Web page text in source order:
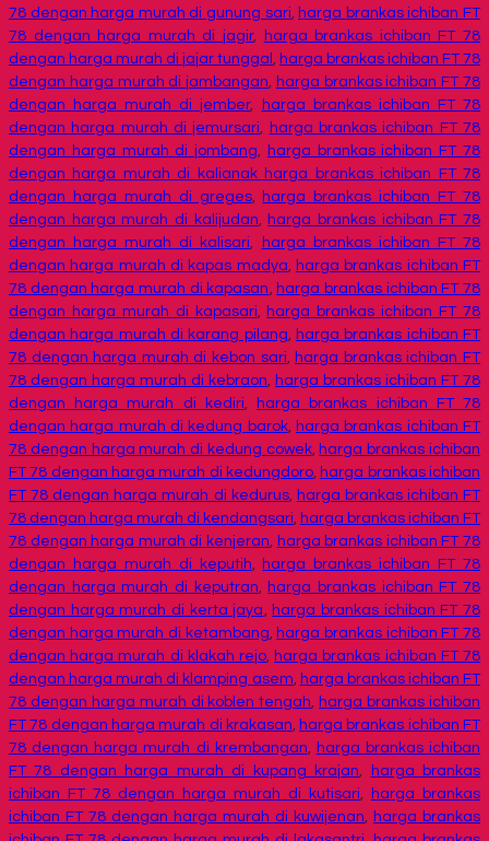
78 dengan harga murah di gunung sari, harga brankas ichiban FT
78 dengan harga murah di jagir,
harga brankas ichiban FT 78
dengan harga murah di jajar tunggal , harga brankas ichiban FT 78
dengan harga murah di jambangan, harga brankas ichiban FT 78
dengan harga murah di jember,
harga brankas ichiban FT 78
dengan harga murah di jemursari, harga brankas ichiban FT 78
dengan harga murah di jombang, harga brankas ichiban FT 78
dengan harga murah di kalianak harga brankas ichiban FT 78
dengan harga murah di greges, harga brankas ichiban FT 78
dengan harga murah di kalijudan, harga brankas ichiban FT 78
dengan harga murah di kalisari,
harga brankas ichiban FT 78
dengan harga murah di kapas madya, harga brankas ichiban FT
78 dengan harga murah di kapasan, harga brankas ichiban FT 78
dengan harga murah di kapasari, harga brankas ichiban FT 78
dengan harga murah di karang pilang, harga brankas ichiban FT
78 dengan harga murah di kebon sari, harga brankas ichiban FT
78 dengan harga murah di kebraon, harga brankas ichiban FT 78
dengan harga murah di kediri,
harga brankas ichiban FT 78
dengan harga murah di kedung barok, harga brankas ichiban FT
78 dengan harga murah di kedung cowek, harga brankas ichiban
FT 78 dengan harga murah di kedungdoro, harga brankas ichiban
FT 78 dengan harga murah di kedurus, harga brankas ichiban FT
78 dengan harga murah di kendangsari, harga brankas ichiban FT
78 dengan harga murah di kenjeran, harga brankas ichiban FT 78
dengan harga murah di keputih, harga brankas ichiban FT 78
dengan harga murah di keputran, harga brankas ichiban FT 78
dengan harga murah di kerta jaya, harga brankas ichiban FT 78
dengan harga murah di ketambang, harga brankas ichiban FT 78
dengan harga murah di klakah rejo, harga brankas ichiban FT 78
dengan harga murah di klamping asem, harga brankas ichiban FT
78 dengan harga murah di koblen tengah, harga brankas ichiban
FT 78 dengan harga murah di krakasan, harga brankas ichiban FT
78 dengan harga murah di krembangan, harga brankas ichiban
FT 78 dengan harga murah di kupang krajan,
harga brankas
ichiban FT 78 dengan harga murah di kutisari,
harga brankas
ichiban FT 78 dengan harga murah di kuwijenan, harga brankas